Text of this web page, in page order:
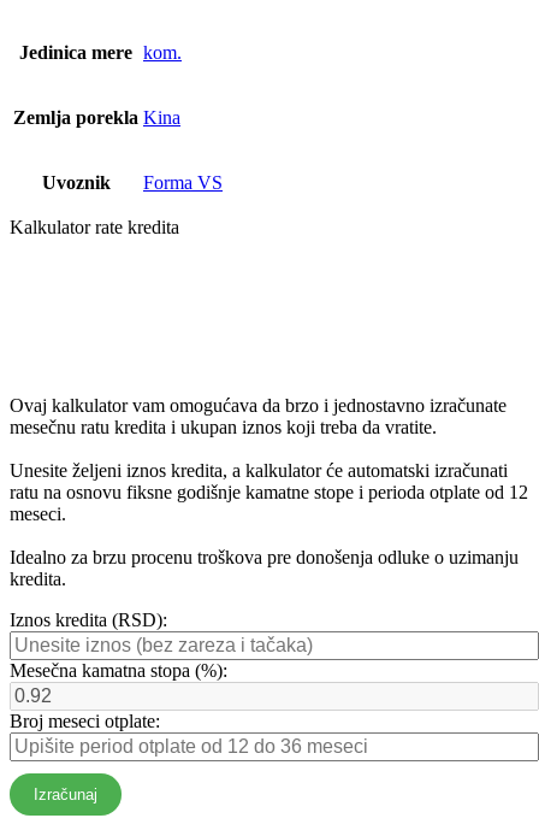
Jedinica mere kom.
Zemlja porekla Kina
Uvoznik Forma VS
Kalkulator rate kredita
Ovaj kalkulator vam omogućava da brzo i jednostavno izračunate
mesečnu ratu kredita i ukupan iznos koji treba da vratite.
Unesite željeni iznos kredita, a kalkulator će automatski izračunati
ratu na osnovu fiksne godišnje kamatne stope i perioda otplate od 12
meseci.
Idealno za brzu procenu troškova pre donošenja odluke o uzimanju
kredita.
Iznos kredita (RSD):
Mesečna kamatna stopa (%):
Broj meseci otplate:
Izračunaj